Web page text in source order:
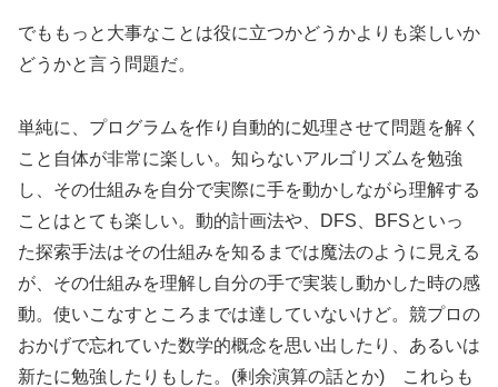
でももっと大事なことは役に立つかどうかよりも楽しいか
どうかと言う問題だ。
単純に、プログラムを作り自動的に処理させて問題を解く
こと自体が非常に楽しい。知らないアルゴリズムを勉強
し、その仕組みを自分で実際に手を動かしながら理解する
ことはとても楽しい。動的計画法や、DFS、BFSといっ
た探索手法はその仕組みを知るまでは魔法のように見える
が、その仕組みを理解し自分の手で実装し動かした時の感
動。使いこなすところまでは達していないけど。競プロの
おかげで忘れていた数学的概念を思い出したり、あるいは
新たに勉強したりもした。(剰余演算の話とか) これらも